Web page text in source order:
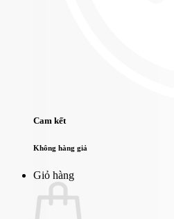
Cam kết
Không hàng giả
Giỏ hàng